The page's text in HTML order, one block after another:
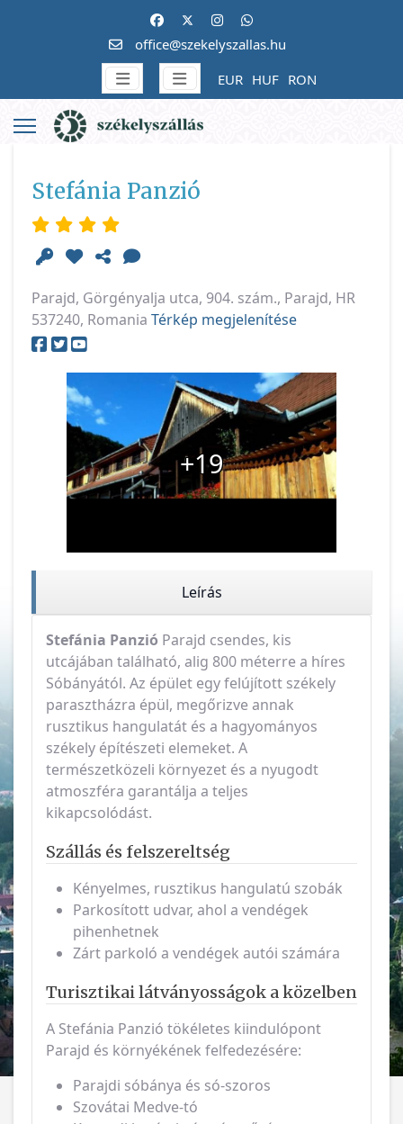
office@szekelyszallas.hu
EUR HUF RON
Stefánia Panzió
Parajd, Görgényalja utca, 904. szám., Parajd, HR
537240, Romania Térkép megjelenítése
+19
Leírás
Stefánia Panzió Parajd csendes, kis
utcájában található, alig 800 méterre a híres
Sóbányától. Az épület egy felújított székely
parasztházra épül, megőrizve annak
rusztikus hangulatát és a hagyományos
székely építészeti elemeket. A
természetközeli környezet és a nyugodt
atmoszféra garantálja a teljes
kikapcsolódást.
Szállás és felszereltség
Kényelmes, rusztikus hangulatú szobák
Parkosított udvar, ahol a vendégek
pihenhetnek
Zárt parkoló a vendégek autói számára
Turisztikai látványosságok a közelben
A Stefánia Panzió tökéletes kiindulópont
Parajd és környékének felfedezésére:
Parajdi sóbánya és só-szoros
Szovátai Medve-tó